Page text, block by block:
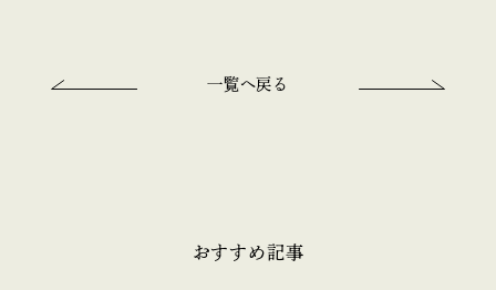
一覧へ戻る
おすすめ記事